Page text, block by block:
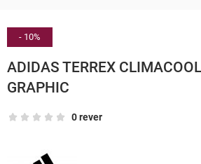
- 10%
ADIDAS TERREX
GRAPHIC
0 rever